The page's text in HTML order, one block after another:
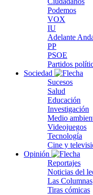
Podemos
VOX
IU
Adelante
PP
PSOE
Partidos
Sociedad
Sucesos
Salud
Educación
Investigación
Medio
Videojuegos
Tecnología
Cine y
Opinión
Reportajes
Noticias del
Las Columnas
Tiras cómicas